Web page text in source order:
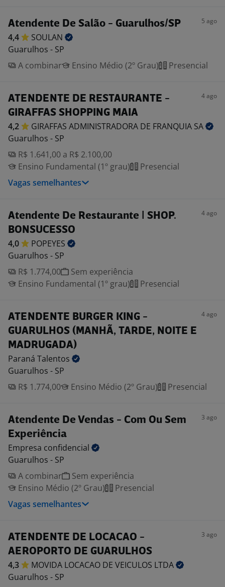
Atendente De Salão - Guarulhos/SP 5 ago
4,4
SOULAN
Guarulhos - SP
A combinar
Ensino Médio (2º Grau) Presencial
ATENDENTE DE RESTAURANTE -
GIRAFFAS SHOPPING MAIA
4 ago
4,2 GIRAFFAS ADMINISTRADORA DE FRANQUIA SA
Guarulhos - SP
R$ 1.641,00 a R$ 2.100,00
Ensino Fundamental (1º grau)
Presencial
Vagas semelhantes
Atendente De Restaurante | SHOP.
BONSUCESSO
4 ago
4,0
POPEYES
Guarulhos - SP
R$ 1.774,00
Sem experiência
Ensino Fundamental (1º grau)
Presencial
ATENDENTE BURGER KING -
GUARULHOS (MANHÃ, TARDE, NOITE E
MADRUGADA)
4 ago
Paraná Talentos
Guarulhos - SP
R$ 1.774,00
Ensino Médio (2º Grau) Presencial
Atendente De Vendas - Com Ou Sem
Experiência
3 ago
Empresa confidencial
Guarulhos - SP
A combinar
Sem experiência
Ensino Médio (2º Grau)
Presencial
Vagas semelhantes
ATENDENTE DE LOCACAO -
AEROPORTO DE GUARULHOS
3 ago
4,3 MOVIDA LOCACAO DE VEICULOS LTDA
Guarulhos - SP